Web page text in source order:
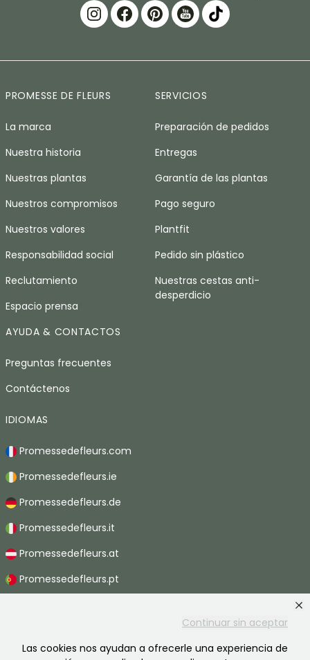
Continuar sin aceptar
Las cookies nos ayudan a ofrecerle una experiencia de
PROMESSE DE FLEURS
La marca
Nuestra historia
Nuestras plantas
Nuestros compromisos
Nuestros valores
Responsabilidad social
Reclutamiento
Espacio prensa
SERVICIOS
Preparación de pedidos
Entregas
Garantía de las plantas
Pago seguro
Plantfit
Pedido sin plástico
Nuestras cestas anti-
desperdicio
AYUDA & CONTACTOS
Preguntas frecuentes
Contáctenos
IDIOMAS
Promessedefleurs.com
Promessedefleurs.ie
Promessedefleurs.de
Promessedefleurs.it
Promessedefleurs.at
Promessedefleurs.pt
Promessedefleurs.ch